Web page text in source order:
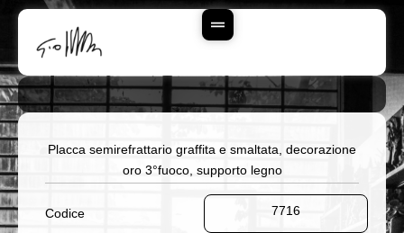
Contenuto
Placca semirefrattario graffita e smaltata, decorazione
oro 3°fuoco, supporto legno
Codice 7716